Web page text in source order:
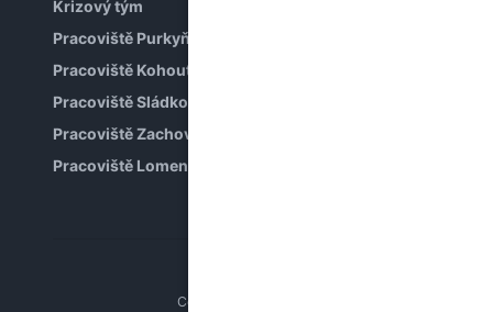
Krizový tým
Pracoviště Purkyňova
Pracoviště Kohoutova
Pracoviště Sládkova
Pracoviště Zachova
Pracoviště Lomená
Copyright © PPP Brno